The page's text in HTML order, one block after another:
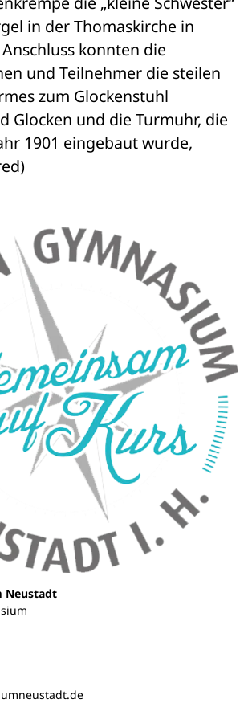
in der Thomaskirche in
konnten die
und Teilnehmer die steilen
zum Glockenstuhl
Glocken und die Turmuhr, die
1901 eingebaut wurde,
Neustadt